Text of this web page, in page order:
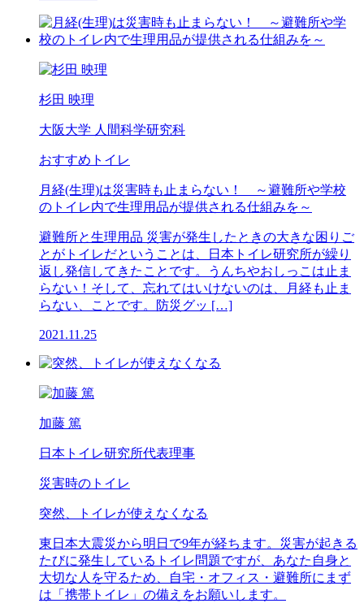
杉田 映理
大阪大学 人間科学研究科
おすすめトイレ
月経(生理)は災害時も止まらない！ ～避難所や学校
のトイレ内で生理用品が提供される仕組みを～
避難所と生理用品 災害が発生したときの大きな困りご
とがトイレだということは、日本トイレ研究所が繰り
返し発信してきたことです。うんちやおしっこは止ま
らない！そして、忘れてはいけないのは、月経も止ま
らない、ことです。防災グッ […]
2021.11.25
加藤 篤
日本トイレ研究所代表理事
災害時のトイレ
突然、トイレが使えなくなる
東日本大震災から明日で9年が経ちます。災害が起きる
たびに発生しているトイレ問題ですが、あなた自身と
大切な人を守るため、自宅・オフィス・避難所にまず
は「携帯トイレ」の備えをお願いします。